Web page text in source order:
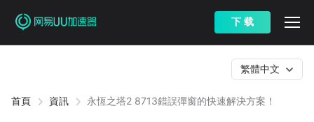
下 载
首頁 資訊 永恆之塔2 8713錯誤彈窗的快速解決方案！
繁體中文